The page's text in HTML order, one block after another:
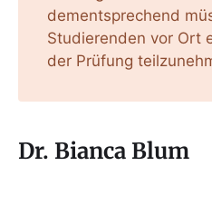
dementsprechend
Studierenden vor Ort
der Prüfung
Dr. Bianca Blum